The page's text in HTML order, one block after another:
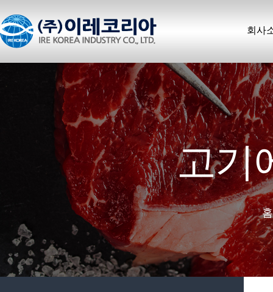
회사
고기
홈